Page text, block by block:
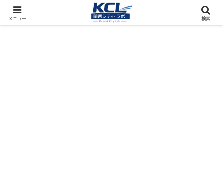
都市再開発をフィールド調査（累計アクセス数4000万PV）
メニュー 検索